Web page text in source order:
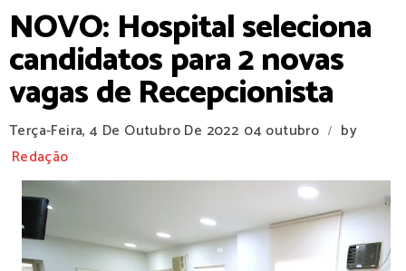
NOVO: Hospital seleciona
candidatos para 2 novas
vagas de Recepcionista
Terça-Feira, 4 De Outubro De 2022 04 outubro /
by
Redação